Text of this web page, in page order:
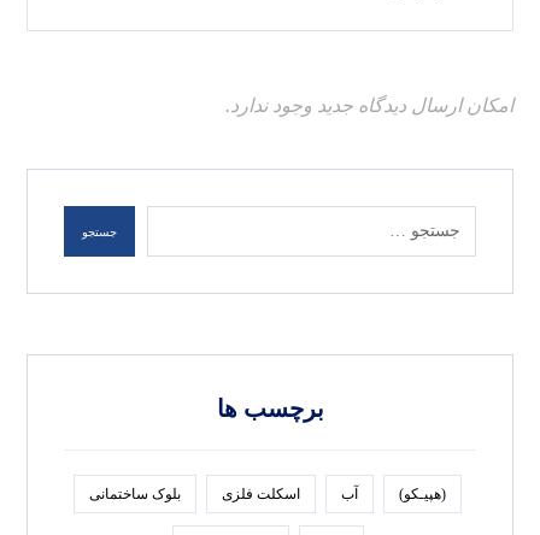
امکان ارسال دیدگاه جدید وجود ندارد.
برچسب ها
(هپیـکو) آب اسکلت فلزی بلوک ساختمانی